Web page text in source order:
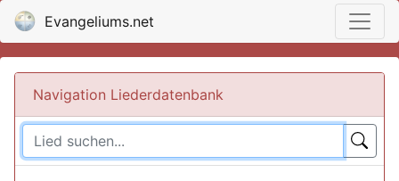
Evangeliums.net
Navigation Liederdatenbank